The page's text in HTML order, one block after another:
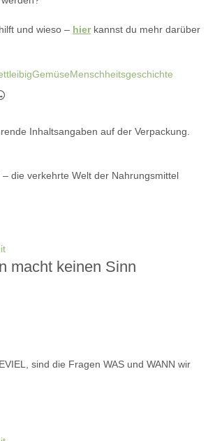
und wieso – hierkannst du mehr darüber
GemüseMenschheitsgeschichte
Inhaltsangaben auf der Verpackung.
– die verkehrte Welt der Nahrungsmittel
macht keinen Sinn
sind die Fragen WAS und WANN wir